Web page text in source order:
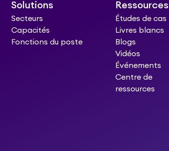
Solutions
Secteurs
Capacités
Fonctions du poste
Ressources
Études de cas
Livres blancs
Blogs
Vidéos
Événements
Centre de
ressources